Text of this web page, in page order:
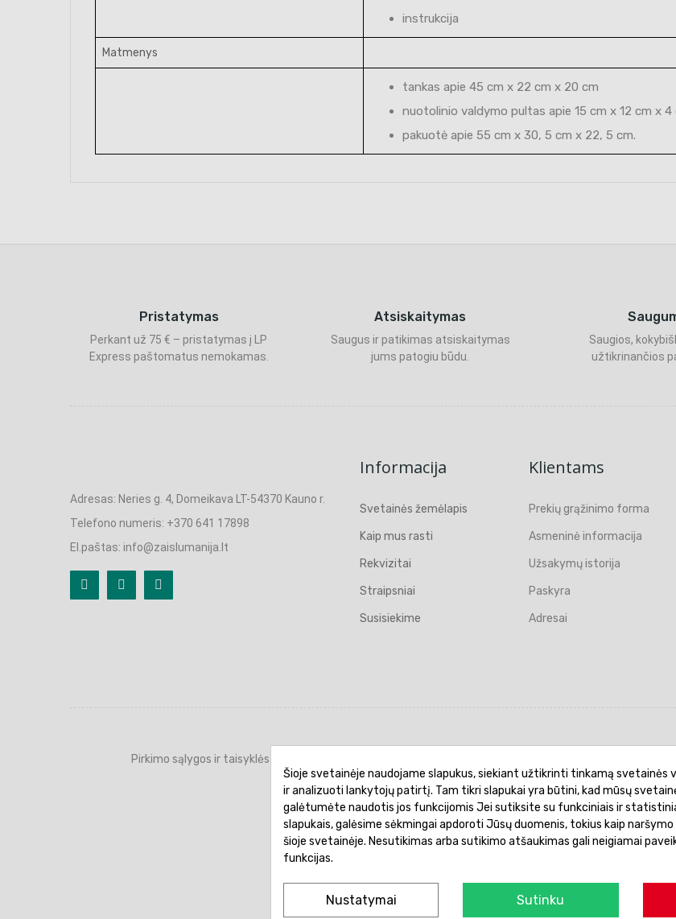
instrukcija
Matmenys
tankas apie 45 cm x 22 cm x 20 cm
nuotolinio valdymo pultas apie 15 cm x 12 cm x 4
pakuotė apie 55 cm x 30, 5 cm x 22, 5 cm.
Pristatymas
Perkant už 75 € – pristatymas į LP
Express paštomatus nemokamas.
Atsiskaitymas
Saugus ir patikimas atsiskaitymas
jums patogiu būdu.
Saugios,
užtikrinančios
Adresas: Neries g. 4, Domeikava LT-54370 Kauno r.
Telefono numeris: +370 641 17898
El.paštas: info@zaislumanija.lt
Informacija
Svetainės žemėlapis
Kaip mus rasti
Rekvizitai
Straipsniai
Susisiekime
Klientams
Prekių grąžinimo forma
Asmeninė informacija
Užsakymų istorija
Paskyra
Adresai
Pirkimo sąlygos ir taisyklės
Šioje svetainėje naudojame slapukus, siekiant užtikrinti tinkamą svetainės
ir analizuoti lankytojų patirtį. Tam tikri slapukai yra būtini, kad mūsų
galėtumėte naudotis jos funkcijomis Jei sutiksite su funkciniais ir
slapukais, galėsime sėkmingai apdoroti Jūsų duomenis, tokius kaip naršymo
šioje svetainėje. Nesutikimas arba sutikimo atšaukimas gali neigiamai
funkcijas.
Nustatymai Sutinku